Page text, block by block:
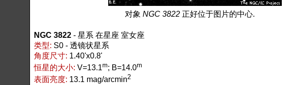
对象 NGC 3822 正好位于图片的中心.
NGC 3822 - 星系 在星座 室女座
类型: S0 - 透镜状星系
角度尺寸: 1.40'x0.8'
恒星的大小: V=13.1m; B=14.0m
表面亮度: 13.1 mag/arcmin2